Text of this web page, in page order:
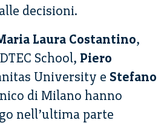
decisioni.
Laura Costantino,
School, Piero
University e Stefano
di Milano hanno
nell’ultima parte